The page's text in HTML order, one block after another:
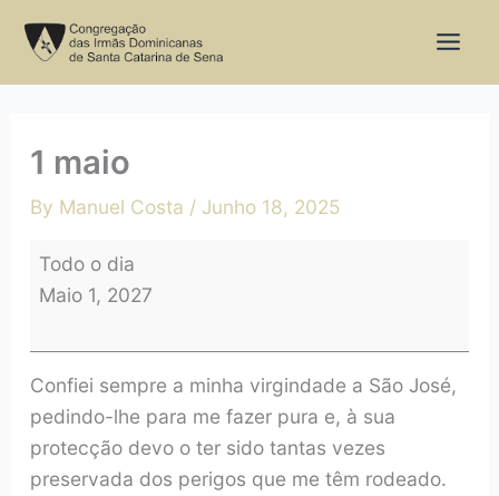
1 maio
By Manuel Costa / Junho 18, 2025
maio
Todo o dia
Maio 1, 2027
Confiei sempre a minha virgindade a São José,
pedindo-lhe para me fazer pura e, à sua
protecção devo o ter sido tantas vezes
preservada dos perigos que me têm rodeado.